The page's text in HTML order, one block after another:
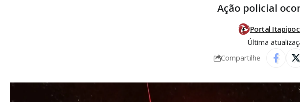
Ação policial
Última
Portal
Compartilhe